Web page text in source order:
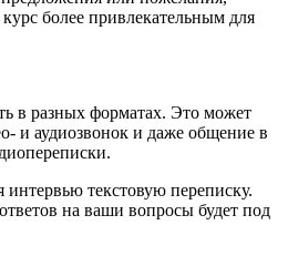
более привлекательным для
в разных форматах. Это может
и аудиозвонок и даже общение в
интервью текстовую переписку.
на ваши вопросы будет под